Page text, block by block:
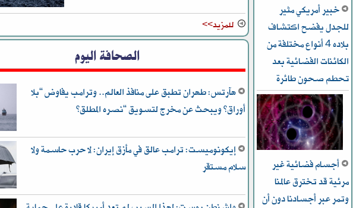
خبير أمريكي مثير
للجدل يفضح اكتشاف
بلاده 4 أنواع مختلفة من
الكائنات الفضائية بعد
تحطم صحون طائرة
أجسام فضائية غير
مرئية قد تخترق عالمنا
وتمر عبر أجسادنا دون أن
للمزيد>>
الصحافة اليوم
هآرتس: طهران تطبق على منافذ العالم.. وترامب يفاوض “بلا
أوراق” ويبحث عن مخرج لتسويق “نصره المطلق”
إيكونوميست: ترامب عالق في مأزق إيران: لا حرب حاسمة ولا
سلام مستقر